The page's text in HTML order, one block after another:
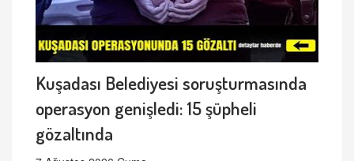
Kuşadası Belediyesi soruşturmasında
operasyon genişledi: 15 şüpheli
gözaltında